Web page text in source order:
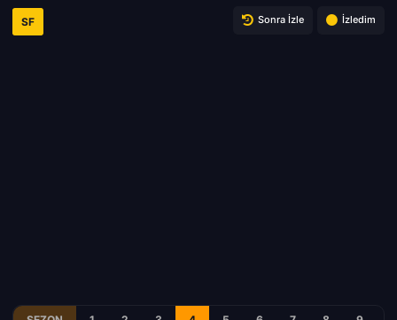
SF Sonra İzle İzledim